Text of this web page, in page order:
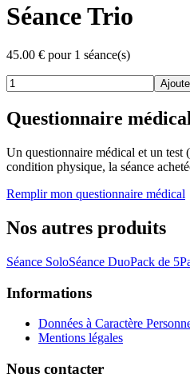
Séance Trio
45.00 € pour 1 séance(s)
Questionnaire
Un questionnaire médical et un test
condition physique, la séance
Remplir mon questionnaire médical
Nos autres produits
Séance SoloSéance DuoPack de 5
Informations
Données à Caractère
Mentions légales
Nous contacter